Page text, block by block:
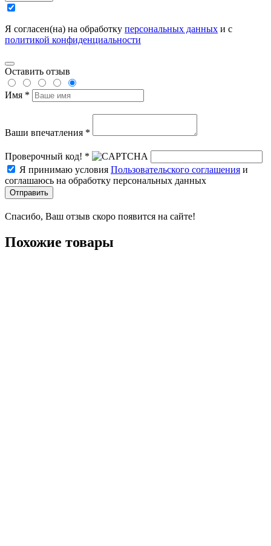
Я согласен(на) на обработку персональных данных и с
политикой конфиденциальности
Оставить отзыв
Имя *
Ваши впечатления *
Проверочный код! *
Я принимаю условия Пользовательского соглашения и
соглашаюсь на обработку персональных данных
Отправить
Спасибо, Ваш отзыв скоро появится на сайте!
Похожие товары